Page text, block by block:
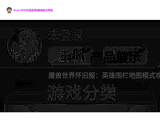
产品展示
魔兽世界怀旧服：英雄围栏地图模式